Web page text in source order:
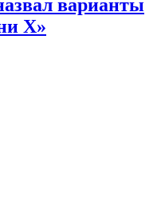
варианты
Х»